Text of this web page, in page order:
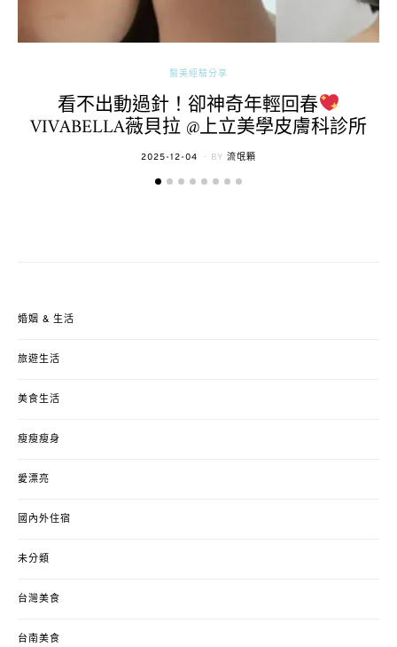
醫美經驗分享
看不出動過針！卻神奇年輕回春
VIVABELLA薇貝拉 @上立美學皮膚科診所
POSTED
2025-12-04 BY 流氓顆
婚姻 & 生活
旅遊生活
美食生活
瘦瘦瘦身
愛漂亮
國內外住宿
未分類
台灣美食
台南美食